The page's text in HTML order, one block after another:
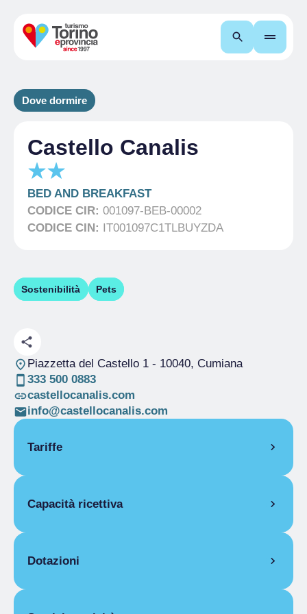
Cerca
Dove dormire
Castello Canalis
BED AND BREAKFAST
CODICE CIR: 001097-BEB-00002
CODICE CIN: IT001097C1TLBUYZDA
Sostenibilità Pets
Piazzetta del Castello 1- 10040, Cumiana
333 500 0883
castellocanalis.com
info@castellocanalis.com
Tariffe
Stagione unica
Doppia
Capacità ricettiva
Posti letto
Dotazioni